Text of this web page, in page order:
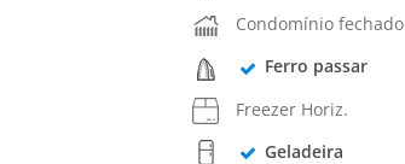
Condomínio fechado
Ferro passar
Freezer Horiz.
Geladeira